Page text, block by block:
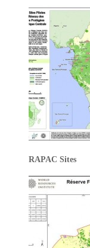
RAPAC Sites